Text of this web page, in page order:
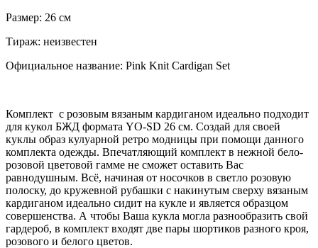
Размер: 26 см
Тираж: неизвестен
Официальное название: Pink Knit Cardigan Set
Комплект с розовым вязаным кардиганом идеально подходит
для кукол БЖД формата YO-SD 26 см. Создай для своей
куклы образ кулуарной ретро модницы при помощи данного
комплекта одежды. Впечатляющий комплект в нежной бело-
розовой цветовой гамме не сможет оставить Вас
равнодушным. Всё, начиная от носочков в светло розовую
полоску, до кружевной рубашки с накинутым сверху вязаным
кардиганом идеально сидит на кукле и является образцом
совершенства. А чтобы Ваша кукла могла разнообразить свой
гардероб, в комплект входят две пары шортиков разного кроя,
розового и белого цветов.